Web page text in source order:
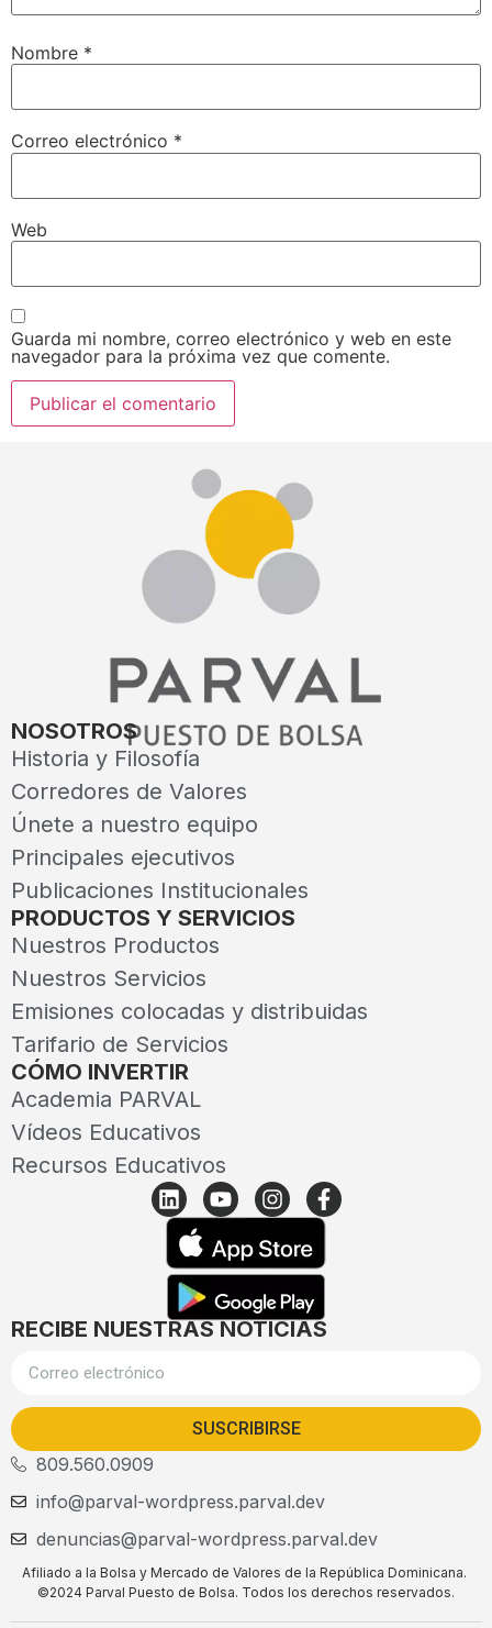
Nombre *
Correo electrónico *
Web
Guarda mi nombre, correo electrónico y web en este
navegador para la próxima vez que comente.
NOSOTROS
Historia y Filosofía
Corredores de Valores
Únete a nuestro equipo
Principales ejecutivos
Publicaciones Institucionales
PRODUCTOS Y SERVICIOS
Nuestros Productos
Nuestros Servicios
Emisiones colocadas y distribuidas
Tarifario de Servicios
CÓMO INVERTIR
Academia PARVAL
Vídeos Educativos
Recursos Educativos
RECIBE NUESTRAS NOTICIAS
SUSCRIBIRSE
809.560.0909
info@parval-wordpress.parval.dev
denuncias@parval-wordpress.parval.dev
Afiliado a la Bolsa y Mercado de Valores de la República Dominicana.
©2024 Parval Puesto de Bolsa. Todos los derechos reservados.